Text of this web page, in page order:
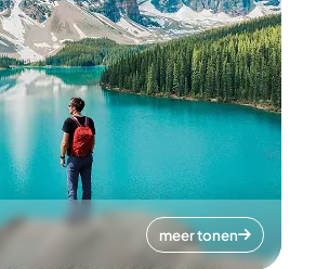
meer tonen